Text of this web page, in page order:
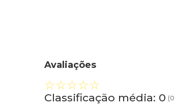
Avaliações
☆☆☆☆☆
Classificação média: 0